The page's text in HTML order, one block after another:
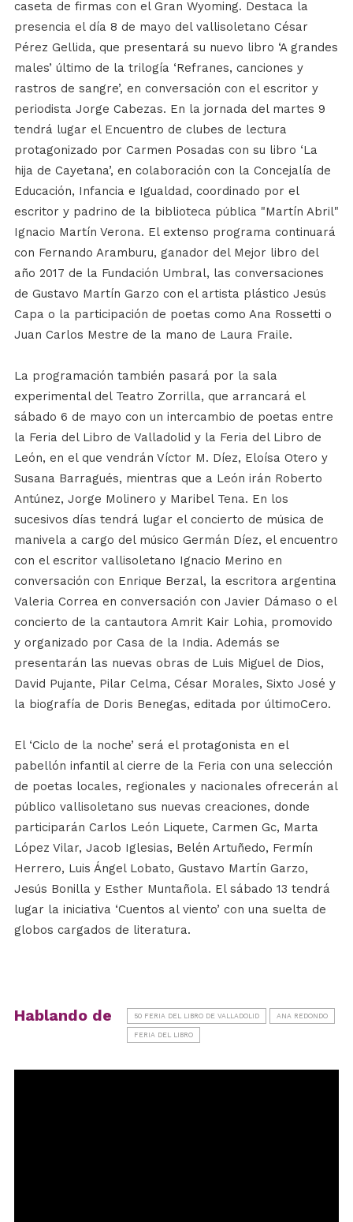
caseta de firmas con el Gran Wyoming. Destaca la
presencia el día 8 de mayo del vallisoletano César
Pérez Gellida, que presentará su nuevo libro ‘A grandes
males’ último de la trilogía ‘Refranes, canciones y
rastros de sangre’, en conversación con el escritor y
periodista Jorge Cabezas. En la jornada del martes 9
tendrá lugar el Encuentro de clubes de lectura
protagonizado por Carmen Posadas con su libro ‘La
hija de Cayetana’, en colaboración con la Concejalía de
Educación, Infancia e Igualdad, coordinado por el
escritor y padrino de la biblioteca pública "Martín Abril"
Ignacio Martín Verona. El extenso programa continuará
con Fernando Aramburu, ganador del Mejor libro del
año 2017 de la Fundación Umbral, las conversaciones
de Gustavo Martín Garzo con el artista plástico Jesús
Capa o la participación de poetas como Ana Rossetti o
Juan Carlos Mestre de la mano de Laura Fraile.
La programación también pasará por la sala
experimental del Teatro Zorrilla, que arrancará el
sábado 6 de mayo con un intercambio de poetas entre
la Feria del Libro de Valladolid y la Feria del Libro de
León, en el que vendrán Víctor M. Díez, Eloísa Otero y
Susana Barragués, mientras que a León irán Roberto
Antúnez, Jorge Molinero y Maribel Tena. En los
sucesivos días tendrá lugar el concierto de música de
manivela a cargo del músico Germán Díez, el encuentro
con el escritor vallisoletano Ignacio Merino en
conversación con Enrique Berzal, la escritora argentina
Valeria Correa en conversación con Javier Dámaso o el
concierto de la cantautora Amrit Kair Lohia, promovido
y organizado por Casa de la India. Además se
presentarán las nuevas obras de Luis Miguel de Dios,
David Pujante, Pilar Celma, César Morales, Sixto José y
la biografía de Doris Benegas, editada por últimoCero.
El ‘Ciclo de la noche’ será el protagonista en el
pabellón infantil al cierre de la Feria con una selección
de poetas locales, regionales y nacionales ofrecerán al
público vallisoletano sus nuevas creaciones, donde
participarán Carlos León Liquete, Carmen Gc, Marta
López Vilar, Jacob Iglesias, Belén Artuñedo, Fermín
Herrero, Luis Ángel Lobato, Gustavo Martín Garzo,
Jesús Bonilla y Esther Muntañola. El sábado 13 tendrá
lugar la iniciativa ‘Cuentos al viento’ con una suelta de
globos cargados de literatura.
Hablando de 50 FERIA DEL LIBRO DE VALLADOLID ANA REDONDO
FERIA DEL LIBRO